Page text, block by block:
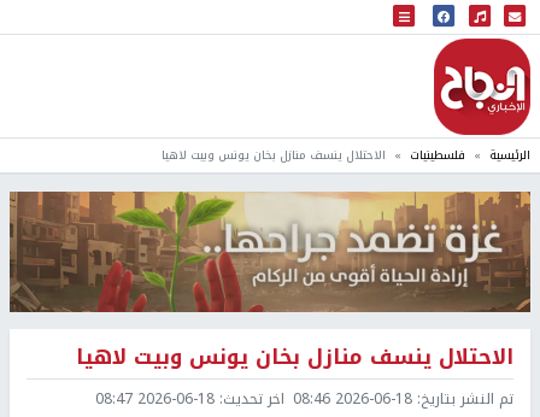
البث المباشر
إذاعة النجاح
الرئيسية فلسطينيات الاحتلال ينسف منازل بخان يونس وبيت لاهيا
الاحتلال ينسف منازل بخان يونس وبيت لاهيا
تم النشر بتاريخ: 2026-06-18 08:46 اخر تحديث: 2026-06-18 08:47